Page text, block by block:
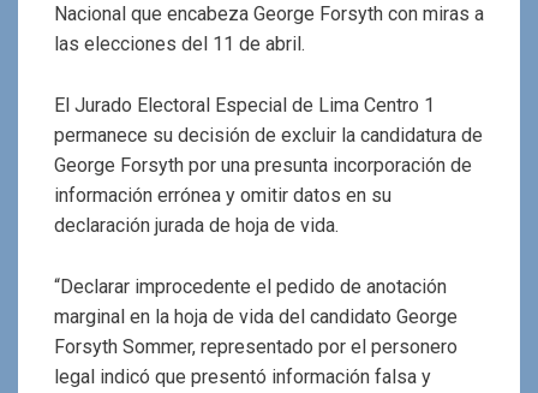
Nacional que encabeza George Forsyth con miras a
las elecciones del 11 de abril.
El Jurado Electoral Especial de Lima Centro 1
permanece su decisión de excluir la candidatura de
George Forsyth por una presunta incorporación de
información errónea y omitir datos en su
declaración jurada de hoja de vida.
“Declarar improcedente el pedido de anotación
marginal en la hoja de vida del candidato George
Forsyth Sommer, representado por el personero
legal indicó que presentó información falsa y